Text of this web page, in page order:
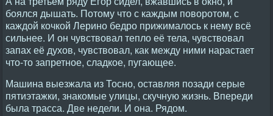
боялся дышать. Потому что с каждым поворотом, с
каждой кочкой Лерино бедро прижималось к нему всё
сильнее. И он чувствовал тепло её тела, чувствовал
запах её духов, чувствовал, как между ними нарастает
что-то запретное, сладкое, пугающее.
Машина выезжала из Тосно, оставляя позади серые
пятиэтажки, знакомые улицы, скучную жизнь. Впереди
была трасса. Две недели. И она. Рядом.